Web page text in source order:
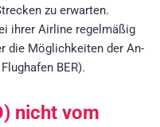
zu erwarten.
ihrer Airline regelmäßig
die Möglichkeiten der An-
BER).
nicht vom